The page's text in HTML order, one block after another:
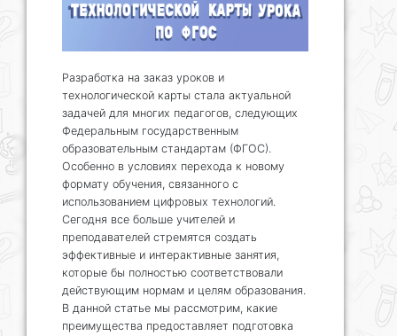
Разработка на заказ уроков и
технологической карты стала актуальной
задачей для многих педагогов, следующих
Федеральным государственным
образовательным стандартам (ФГОС).
Особенно в условиях перехода к новому
формату обучения, связанного с
использованием цифровых технологий.
Сегодня все больше учителей и
преподавателей стремятся создать
эффективные и интерактивные занятия,
которые бы полностью соответствовали
действующим нормам и целям образования.
В данной статье мы рассмотрим, какие
преимущества предоставляет подготовка